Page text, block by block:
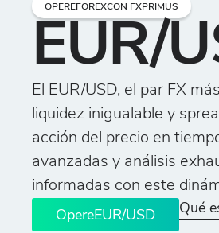
OPEREFOREXCON FXPRIMUS
EUR/
El EUR/USD, el par FX
liquidez inigualable y
acción del precio en
avanzadas y análisis
informadas con este
OpereEUR/USD Qué